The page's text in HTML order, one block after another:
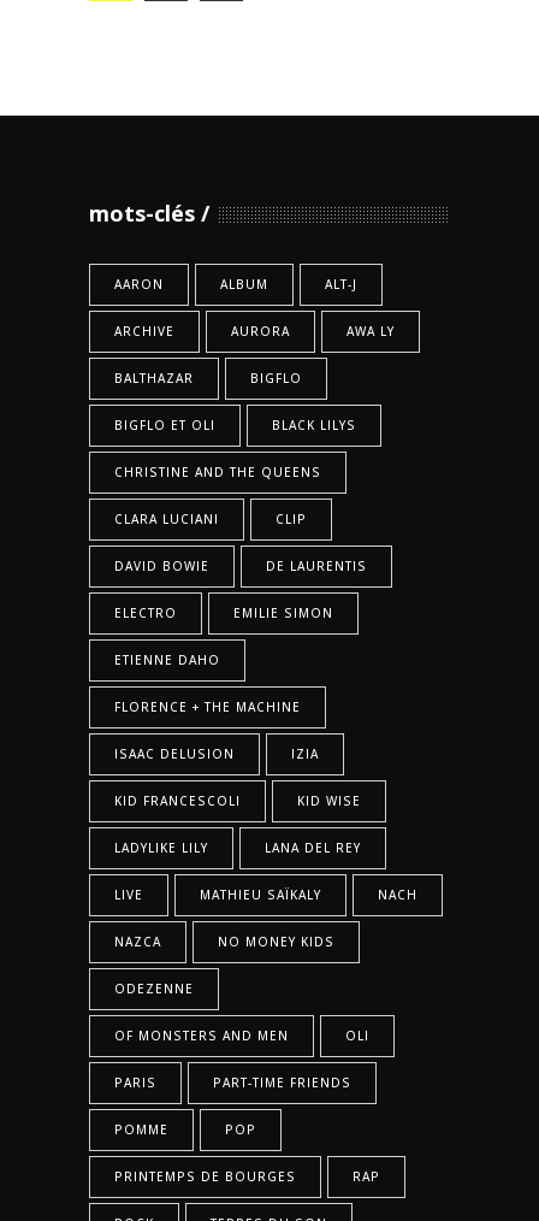
mots-clés
AARON ALBUM ALT-J
ARCHIVE AURORA AWA LY
BALTHAZAR BIGFLO
BIGFLO ET OLI BLACK LILYS
CHRISTINE AND THE QUEENS
CLARA LUCIANI CLIP
DAVID BOWIE DE LAURENTIS
ELECTRO EMILIE SIMON
ETIENNE DAHO
FLORENCE + THE MACHINE
ISAAC DELUSION IZIA
KID FRANCESCOLI KID WISE
LADYLIKE LILY LANA DEL REY
LIVE MATHIEU SAÏKALY NACH
NAZCA NO MONEY KIDS
ODEZENNE
OF MONSTERS AND MEN OLI
PARIS PART-TIME FRIENDS
POMME POP
PRINTEMPS DE BOURGES RAP